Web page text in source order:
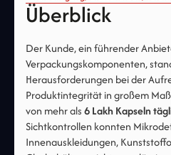
Überblick
Der Kunde, ein führender
Verpackungskomponenten,
Herausforderungen bei der
Produktintegrität in großem
von mehr als6 Lakh Kapseln
Sichtkontrollen konnten
Innenauskleidungen,